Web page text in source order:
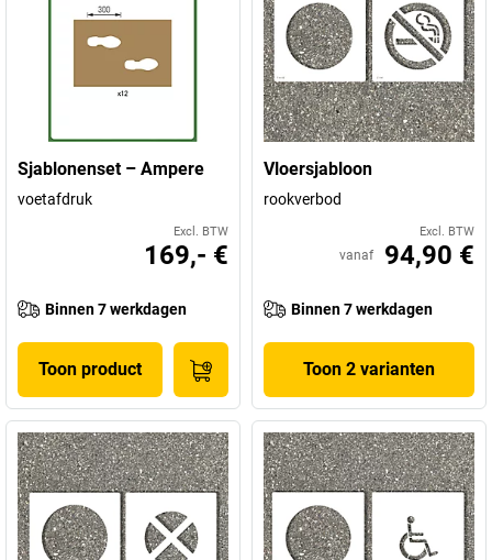
Sjablonenset – Ampere
voetafdruk
Excl. BTW
169,- €
Binnen 7 werkdagen
Toon product
Vloersjabloon
rookverbod
Excl. BTW
vanaf 94,90 €
Binnen 7 werkdagen
Toon 2 varianten